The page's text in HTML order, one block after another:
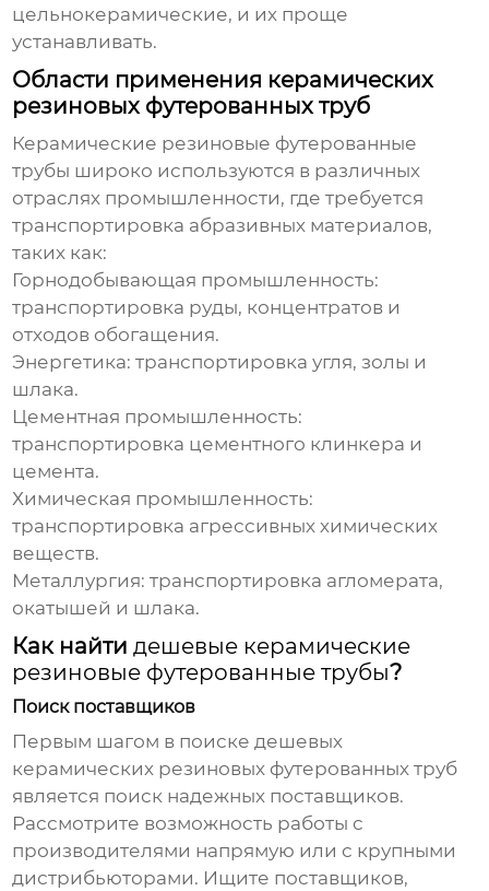
цельнокерамические, и их проще
устанавливать.
Области применения керамических
резиновых футерованных труб
Керамические резиновые футерованные
трубы широко используются в различных
отраслях промышленности, где требуется
транспортировка абразивных материалов,
таких как:
Горнодобывающая промышленность:
транспортировка руды, концентратов и
отходов обогащения.
Энергетика: транспортировка угля, золы и
шлака.
Цементная промышленность:
транспортировка цементного клинкера и
цемента.
Химическая промышленность:
транспортировка агрессивных химических
веществ.
Металлургия: транспортировка агломерата,
окатышей и шлака.
Как найтидешевые керамические
резиновые футерованные трубы?
Поиск поставщиков
Первым шагом в поискедешевых
керамических резиновых футерованных труб
является поиск надежных поставщиков.
Рассмотрите возможность работы с
производителями напрямую или с крупными
дистрибьюторами. Ищите поставщиков,